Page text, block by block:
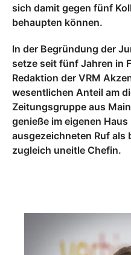
sich damit gegen fünf
behaupten können.
In der Begründung der
setze seit fünf Jahren in
Redaktion der VRM
wesentlichen Anteil am
Zeitungsgruppe aus
genieße im eigenen
ausgezeichneten Ruf als
zugleich uneitle Chefin.